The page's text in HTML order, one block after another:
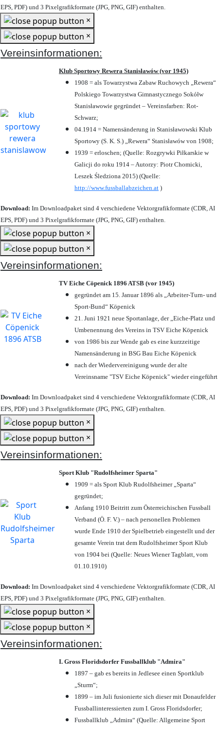
EPS, PDF) und 3 Pixelgrafikformate (JPG, PNG, GIF) enthalten.
×
×
Vereinsinformationen:
Klub Sportowy Rewera Stanisławów (vor 1945)
1908 = als Towarzystwa Zabaw Ruchowych „Rewera“
Polskiego Towarzystwa Gimnastycznego Sokółw
Stanisławowie gegründet – Vereinsfarben: Rot-
Schwarz;
04.1914 = Namensänderung in Stanisławowski Klub
Sportowy (S. K. S.) „Rewera“ Stanisławów von 1908;
1939 = erloschen; (Quelle: Rozgrywki Piłkarskie w
Galicji do roku 1914 – Autorzy: Piotr Chomicki,
Leszek Śledziona 2015) (Quelle:
http://www.fussballabzeichen.at )
Download: Im Downloadpaket sind 4 verschiedene Vektorgrafikformate (CDR, AI
EPS, PDF) und 3 Pixelgrafikformate (JPG, PNG, GIF) enthalten.
×
×
Vereinsinformationen:
TV Eiche Cöpenick 1896 ATSB (vor 1945)
gegründet am 15. Januar 1896 als „Arbeiter-Turn- und
Sport-Bund“ Köpenick
21. Juni 1921 neue Sportanlage, der „Eiche-Platz und
Umbenennung des Vereins in TSV Eiche Köpenick
von 1986 bis zur Wende gab es eine kurzzeitige
Namensänderung in BSG Bau Eiche Köpenick
nach der Wiedervereinigung wurde der alte
Vereinsname "TSV Eiche Köpenick" wieder eingeführt
Download: Im Downloadpaket sind 4 verschiedene Vektorgrafikformate (CDR, AI
EPS, PDF) und 3 Pixelgrafikformate (JPG, PNG, GIF) enthalten.
×
×
Vereinsinformationen:
Sport Klub "Rudolfsheimer Sparta"
1909 = als Sport Klub Rudolfsheimer „Sparta“
gegründet;
Anfang 1910 Beitritt zum Österreichischen Fussball
Verband (Ö. F. V.) – nach personellen Problemen
wurde Ende 1910 der Spielbetrieb eingestellt und der
gesamte Verein trat dem Rudolfsheimer Sport Klub
von 1904 bei (Quelle: Neues Wiener Tagblatt, vom
01.10.1910)
Download: Im Downloadpaket sind 4 verschiedene Vektorgrafikformate (CDR, AI
EPS, PDF) und 3 Pixelgrafikformate (JPG, PNG, GIF) enthalten.
×
×
Vereinsinformationen:
I. Gross Floridsdorfer Fussballklub "Admira"
1897 – gab es bereits in Jedlesee einen Sportklub
„Sturm“;
1899 – im Juli fusionierte sich dieser mit Donaufelder
Fussballinteressierten zum I. Gross Floridsdorfer;
Fussballklub „Admira“ (Quelle: Allgemeine Sport